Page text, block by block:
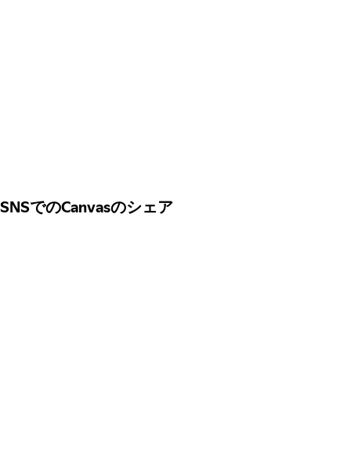
SNSでのCanvasのシェア